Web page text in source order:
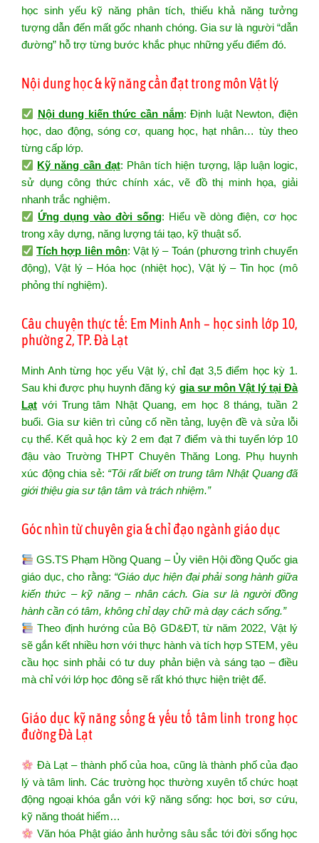
học sinh yếu kỹ năng phân tích, thiếu khả năng tưởng
tượng dẫn đến mất gốc nhanh chóng. Gia sư là người “dẫn
đường” hỗ trợ từng bước khắc phục những yếu điểm đó.
Nội dung học & kỹ năng cần đạt trong môn Vật lý
Nội dung kiến thức cần nắm: Định luật Newton, điện
học, dao động, sóng cơ, quang học, hạt nhân… tùy theo
từng cấp lớp.
Kỹ năng cần đạt: Phân tích hiện tượng, lập luận logic,
sử dụng công thức chính xác, vẽ đồ thị minh họa, giải
nhanh trắc nghiệm.
Ứng dụng vào đời sống: Hiểu về dòng điện, cơ học
trong xây dựng, năng lượng tái tạo, kỹ thuật số.
Tích hợp liên môn: Vật lý – Toán (phương trình chuyển
động), Vật lý – Hóa học (nhiệt học), Vật lý – Tin học (mô
phỏng thí nghiệm).
Câu chuyện thực tế: Em Minh Anh – học sinh lớp 10,
phường 2, TP. Đà Lạt
Minh Anh từng học yếu Vật lý, chỉ đạt 3,5 điểm học kỳ 1.
Sau khi được phụ huynh đăng ký gia sư môn Vật lý tại Đà
Lạt với Trung tâm Nhật Quang, em học 8 tháng, tuần 2
buổi. Gia sư kiên trì củng cố nền tảng, luyện đề và sửa lỗi
cụ thể. Kết quả học kỳ 2 em đạt 7 điểm và thi tuyển lớp 10
đậu vào Trường THPT Chuyên Thăng Long. Phụ huynh
xúc động chia sẻ: “Tôi rất biết ơn trung tâm Nhật Quang đã
giới thiệu gia sư tận tâm và trách nhiệm.”
Góc nhìn từ chuyên gia & chỉ đạo ngành giáo dục
GS.TS Phạm Hồng Quang – Ủy viên Hội đồng Quốc gia
giáo dục, cho rằng: “Giáo dục hiện đại phải song hành giữa
kiến thức – kỹ năng – nhân cách. Gia sư là người đồng
hành cần có tâm, không chỉ dạy chữ mà dạy cách sống.”
Theo định hướng của Bộ GD&ĐT, từ năm 2022, Vật lý
sẽ gắn kết nhiều hơn với thực hành và tích hợp STEM, yêu
cầu học sinh phải có tư duy phản biện và sáng tạo – điều
mà chỉ với lớp học đông sẽ rất khó thực hiện triệt để.
Giáo dục kỹ năng sống & yếu tố tâm linh trong học
đường Đà Lạt
Đà Lạt – thành phố của hoa, cũng là thành phố của đạo
lý và tâm linh. Các trường học thường xuyên tổ chức hoạt
động ngoại khóa gắn với kỹ năng sống: học bơi, sơ cứu,
kỹ năng thoát hiểm…
Văn hóa Phật giáo ảnh hưởng sâu sắc tới đời sống học